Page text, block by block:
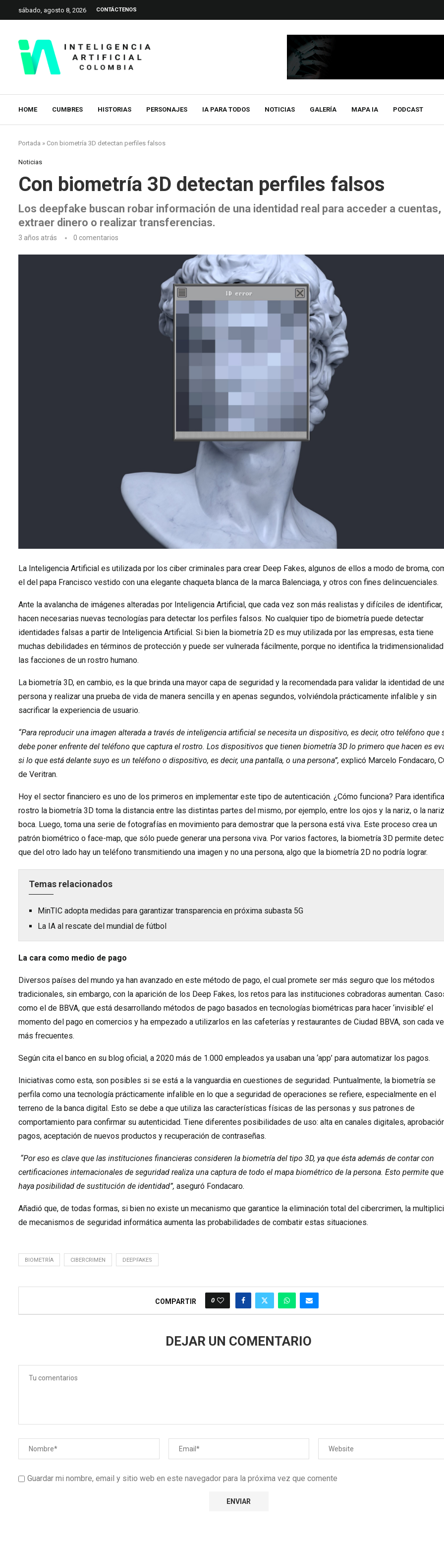
sábado, agosto 8, 2026 CONTÁCTENOS
HOME CUMBRES HISTORIAS PERSONAJES IA PARA TODOS NOTICIAS GALERÍA MAPA IA PODCAST
Portada » Con biometría 3D detectan perfiles falsos
Noticias
Con biometría 3D detectan perfiles falsos
Los deepfake buscan robar información de una identidad real para acceder a cuentas,
extraer dinero o realizar transferencias.
3 años atrás 0 comentarios
La Inteligencia Artificial es utilizada por los ciber criminales para crear Deep Fakes, algunos de ellos a modo de broma,
el del papa Francisco vestido con una elegante chaqueta blanca de la marca Balenciaga, y otros con fines delincuenciales.
Ante la avalancha de imágenes alteradas por Inteligencia Artificial, que cada vez son más realistas y difíciles de
hacen necesarias nuevas tecnologías para detectar los perfiles falsos. No cualquier tipo de biometría puede detectar
identidades falsas a partir de Inteligencia Artificial. Si bien la biometría 2D es muy utilizada por las empresas, esta tiene
muchas debilidades en términos de protección y puede ser vulnerada fácilmente, porque no identifica la
las facciones de un rostro humano.
La biometría 3D, en cambio, es la que brinda una mayor capa de seguridad y la recomendada para validar la identidad de
persona y realizar una prueba de vida de manera sencilla y en apenas segundos, volviéndola prácticamente infalible y sin
sacrificar la experiencia de usuario.
“Para reproducir una imagen alterada a través de inteligencia artificial se necesita un dispositivo, es decir, otro teléfono que
debe poner enfrente del teléfono que captura el rostro. Los dispositivos que tienen biometría 3D lo primero que hacen es
si lo que está delante suyo es un teléfono o dispositivo, es decir, una pantalla, o una persona”, explicó Marcelo Fondacaro,
de Veritran.
Hoy el sector financiero es uno de los primeros en implementar este tipo de autenticación. ¿Cómo funciona? Para
rostro la biometría 3D toma la distancia entre las distintas partes del mismo, por ejemplo, entre los ojos y la nariz, o la
boca. Luego, toma una serie de fotografías en movimiento para demostrar que la persona está viva. Este proceso crea un
patrón biométrico o face-map, que sólo puede generar una persona viva. Por varios factores, la biometría 3D permite
que del otro lado hay un teléfono transmitiendo una imagen y no una persona, algo que la biometría 2D no podría lograr.
Temas relacionados
MinTIC adopta medidas para garantizar transparencia en próxima subasta 5G
La IA al rescate del mundial de fútbol
La cara como medio de pago
Diversos países del mundo ya han avanzado en este método de pago, el cual promete ser más seguro que los métodos
tradicionales, sin embargo, con la aparición de los Deep Fakes, los retos para las instituciones cobradoras aumentan.
como el de BBVA, que está desarrollando métodos de pago basados en tecnologías biométricas para hacer ‘invisible’ el
momento del pago en comercios y ha empezado a utilizarlos en las cafeterías y restaurantes de Ciudad BBVA, son cada
más frecuentes.
Según cita el banco en su blog oficial, a 2020 más de 1.000 empleados ya usaban una ‘app’ para automatizar los pagos.
Iniciativas como esta, son posibles si se está a la vanguardia en cuestiones de seguridad. Puntualmente, la biometría se
perfila como una tecnología prácticamente infalible en lo que a seguridad de operaciones se refiere, especialmente en el
terreno de la banca digital. Esto se debe a que utiliza las características físicas de las personas y sus patrones de
comportamiento para confirmar su autenticidad. Tiene diferentes posibilidades de uso: alta en canales digitales,
pagos, aceptación de nuevos productos y recuperación de contraseñas.
“Por eso es clave que las instituciones financieras consideren la biometría del tipo 3D, ya que ésta además de contar con
certificaciones internacionales de seguridad realiza una captura de todo el mapa biométrico de la persona. Esto permite
haya posibilidad de sustitución de identidad”, aseguró Fondacaro.
Añadió que, de todas formas, si bien no existe un mecanismo que garantice la eliminación total del cibercrimen, la
de mecanismos de seguridad informática aumenta las probabilidades de combatir estas situaciones.
BIOMETRÍA CIBERCRIMEN DEEPFAKES
COMPARTIR 0
DEJAR UN COMENTARIO
Guardar mi nombre, email y sitio web en este navegador para la próxima vez que comente